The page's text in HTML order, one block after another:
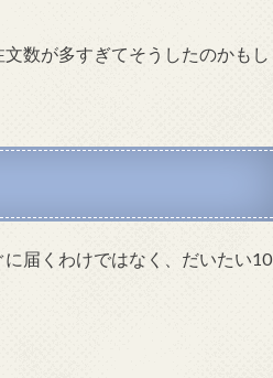
数が多すぎてそうしたのかもし
届くわけではなく、だいたい10